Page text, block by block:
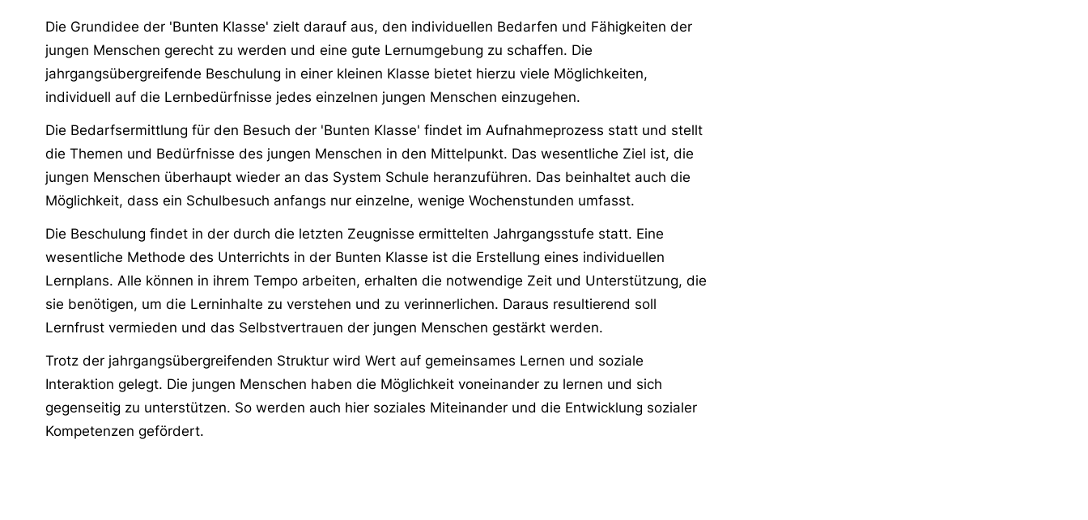
Die Grundidee der 'Bunten Klasse' zielt darauf aus, den individuellen Bedarfen und Fähigkeiten der
jungen Menschen gerecht zu werden und eine gute Lernumgebung zu schaffen. Die
jahrgangsübergreifende Beschulung in einer kleinen Klasse bietet hierzu viele Möglichkeiten,
individuell auf die Lernbedürfnisse jedes einzelnen jungen Menschen einzugehen.
Die Bedarfsermittlung für den Besuch der 'Bunten Klasse' findet im Aufnahmeprozess statt und stellt
die Themen und Bedürfnisse des jungen Menschen in den Mittelpunkt. Das wesentliche Ziel ist, die
jungen Menschen überhaupt wieder an das System Schule heranzuführen. Das beinhaltet auch die
Möglichkeit, dass ein Schulbesuch anfangs nur einzelne, wenige Wochenstunden umfasst.
Die Beschulung findet in der durch die letzten Zeugnisse ermittelten Jahrgangsstufe statt. Eine
wesentliche Methode des Unterrichts in der Bunten Klasse ist die Erstellung eines individuellen
Lernplans. Alle können in ihrem Tempo arbeiten, erhalten die notwendige Zeit und Unterstützung, die
sie benötigen, um die Lerninhalte zu verstehen und zu verinnerlichen. Daraus resultierend soll
Lernfrust vermieden und das Selbstvertrauen der jungen Menschen gestärkt werden.
Trotz der jahrgangsübergreifenden Struktur wird Wert auf gemeinsames Lernen und soziale
Interaktion gelegt. Die jungen Menschen haben die Möglichkeit voneinander zu lernen und sich
gegenseitig zu unterstützen. So werden auch hier soziales Miteinander und die Entwicklung sozialer
Kompetenzen gefördert.